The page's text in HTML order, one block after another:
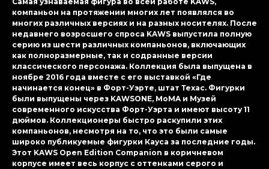
компаньон на протяжении многих лет появлялся во
многих различных версиях и на разных носителях. После
недавнего возросшего спроса KAWS выпустила полную
серию из шести различных компаньонов, включающих
как полноразмерные, так и содранные версии
классического персонажа. Коллекция была выпущена в
ноябре 2016 года вместе с его выставкой «Где
начинается конец» в Форт-Уэрте, штат Техас. Фигурки
были выпущены через KAWSONE, MoMA и Музей
современного искусства Форт-Уэрта и имеют высоту 11
дюймов. Коллекционеры быстро раскупили этих
компаньонов, несмотря на то, что это были самые
широко публикуемые фигурки Кауса за последние годы.
Этот KAWS Open Edition Companion в коричневом
корпусе имеет весь корпус с оттенками серого и